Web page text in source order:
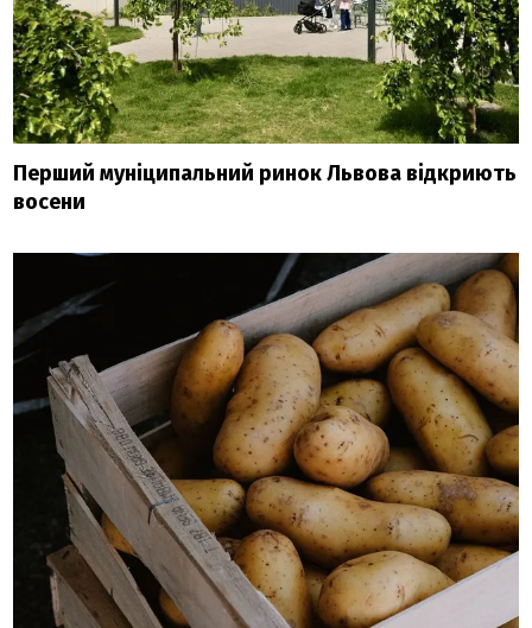
Перший муніципальний ринок Львова відкриють
восени